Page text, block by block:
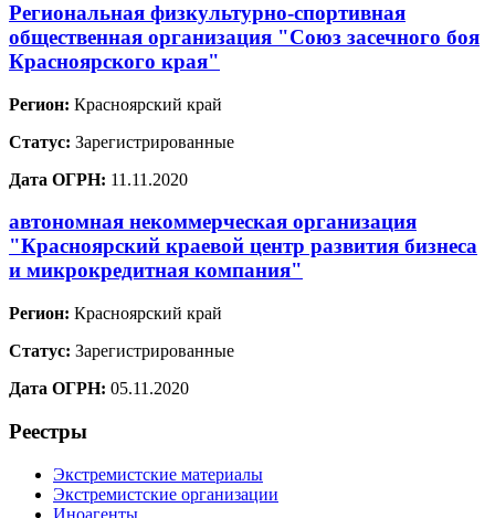
Региональная физкультурно-спортивная
общественная организация "Союз засечного боя
Красноярского края"
Регион: Красноярский край
Статус: Зарегистрированные
Дата ОГРН: 11.11.2020
автономная некоммерческая организация
"Красноярский краевой центр развития бизнеса
и микрокредитная компания"
Регион: Красноярский край
Статус: Зарегистрированные
Дата ОГРН: 05.11.2020
Реестры
Экстремистские материалы
Экстремистские организации
Иноагенты